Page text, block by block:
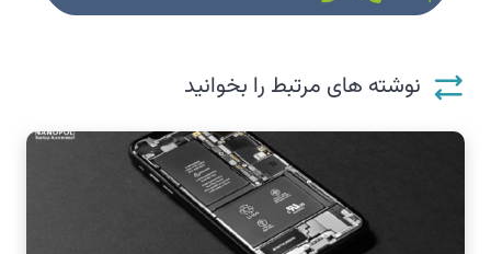
نوشته های مرتبط را بخوانید